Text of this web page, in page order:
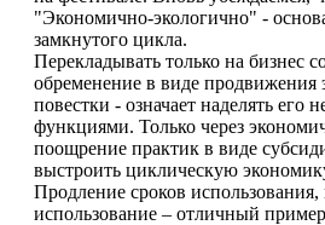
"Экономично-экологично" -
замкнутого цикла.
Перекладывать только на бизнес
обременение в виде продвижения
повестки - означает наделять его
функциями. Только через
поощрение практик в виде
выстроить циклическую
Продление сроков использования,
использование – отличный